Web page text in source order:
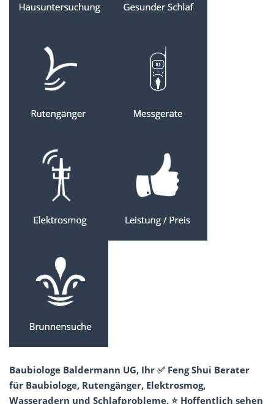
Baubiologe Baldermann UG, Ihr ✅ Feng Shui Berater
für Baubiologe, Rutengänger, Elektrosmog,
Wasseradern und Schlafprobleme. ⭐ Hoffentlich sehen